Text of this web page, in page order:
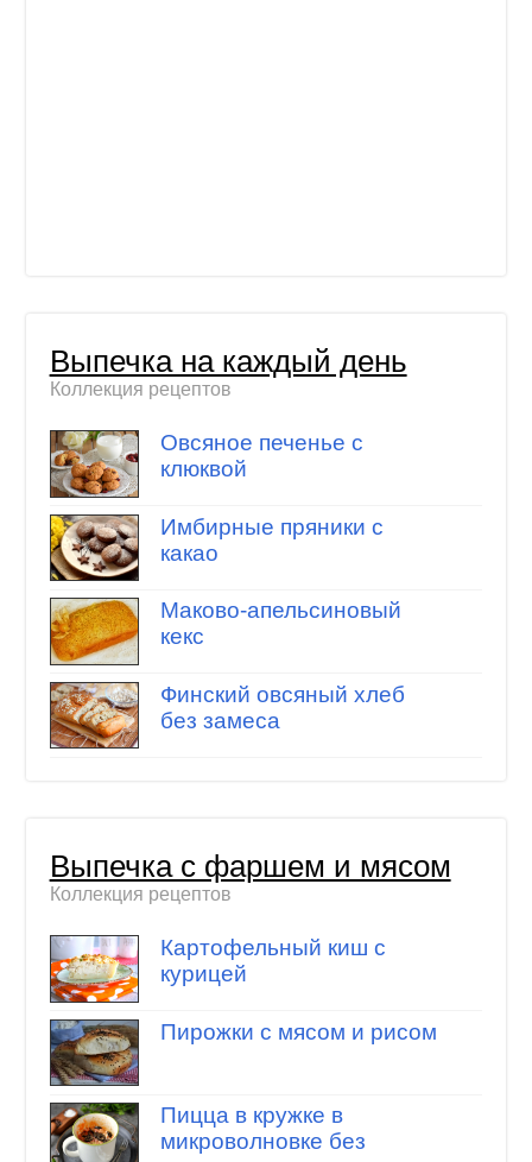
Выпечка на каждый день
Коллекция рецептов
Овсяное печенье с
клюквой
Имбирные пряники с
какао
Маково-апельсиновый
кекс
Финский овсяный хлеб
без замеса
Выпечка с фаршем и мясом
Коллекция рецептов
Картофельный киш с
курицей
Пирожки с мясом и рисом
Пицца в кружке в
микроволновке без